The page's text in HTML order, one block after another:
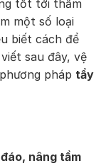
tốt tới thẩm
một số loại
biết cách để
sau đây, vệ
pháp tẩy
nâng tầm